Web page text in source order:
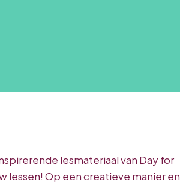
lesmateriaal van Day for
lessen! Op een creatieve manier en